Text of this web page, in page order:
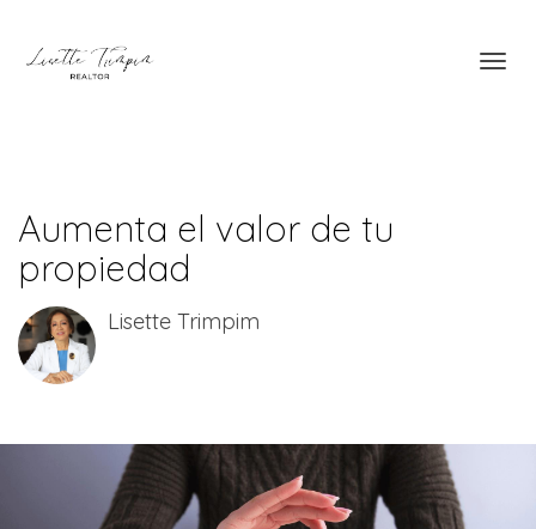
Aumenta el valor de tu
propiedad
Lisette Trimpim